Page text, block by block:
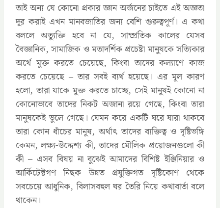
তাই অন্য যে কোনো প্রকার জ্ঞান অর্জনের চাইতে এই অজ্ঞতা
দূর করাই এখন মানবজাতির জন্য বেশি গুরুত্বপূর্ণ। এ কথা
বললে অত্যুক্তি হবে না যে, সাম্প্রতিক কালের যেসব
বৈজ্ঞানিক, সামাজিক ও মতাদর্শিক প্রচেষ্টা মানুষকে সত্যিকার
অর্থে মুক্ত করতে চেয়েছে, কিংবা তাদের কল্যাণে কাজ
করতে চেয়েছে – তার সবই ব্যর্থ হয়েছে। এর মূল কারণ
হলো, তারা যাকে মুক্ত করতে চাচ্ছে, সেই মানুষই কোনো না
কোনোভাবে তাদের নিকট অজানা রয়ে গেছে, কিংবা তারা
মানুষকেই ভুলে গেছে। যেমন করে একটি ঘরে যারা থাকবে
তারা কোন ধাঁচের মানুষ, অর্থাৎ তাদের ব্যক্তিত্ব ও দৃষ্টিভঙ্গি
কেমন, লক্ষ্য-উদ্দেশ্য কী, তাদের মৌলিক প্রয়োজনগুলো কী
কী – এসব বিষয় না বুঝেই আমাদের বিশিষ্ট ইঞ্জিনিয়ার ও
আর্কিটেক্টগণ নিছক উন্নত প্রযুক্তিগত দৃষ্টিকোণ থেকে
সবচেয়ে আধুনিক, বিলাসবহুল ঘর তৈরি নিয়ে কথাবার্তা বলে
থাকেন।